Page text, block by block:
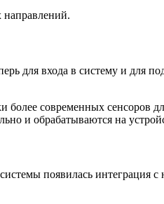
направлений.
для входа в систему и для
современных сенсоров
и обрабатываются на
появилась интеграция